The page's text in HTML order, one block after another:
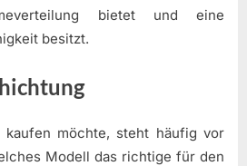
bietet und eine
besitzt.
kaufen möchte, steht häufig vor
Modell das richtige für den